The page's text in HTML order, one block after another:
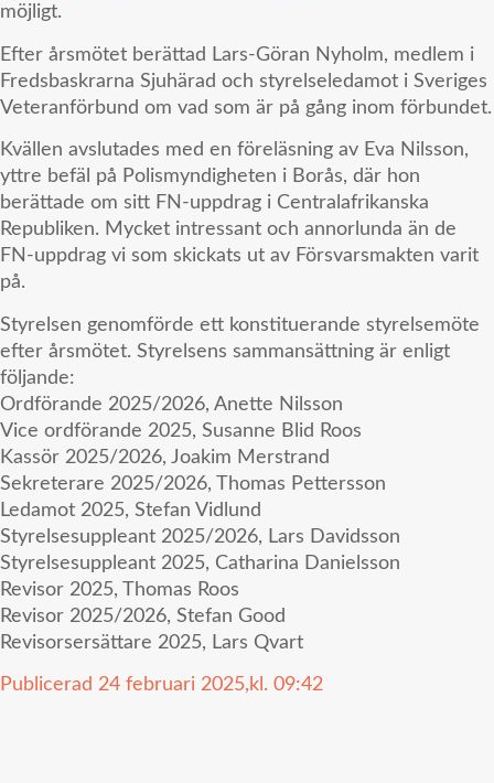
möjligt.
Efter årsmötet berättad Lars-Göran Nyholm, medlem i
Fredsbaskrarna Sjuhärad och styrelseledamot i Sveriges
Veteranförbund om vad som är på gång inom förbundet.
Kvällen avslutades med en föreläsning av Eva Nilsson,
yttre befäl på Polismyndigheten i Borås, där hon
berättade om sitt FN-uppdrag i Centralafrikanska
Republiken. Mycket intressant och annorlunda än de
FN-uppdrag vi som skickats ut av Försvarsmakten varit
på.
Styrelsen genomförde ett konstituerande styrelsemöte
efter årsmötet. Styrelsens sammansättning är enligt
följande:
Ordförande 2025/2026, Anette Nilsson
Vice ordförande 2025, Susanne Blid Roos
Kassör 2025/2026, Joakim Merstrand
Sekreterare 2025/2026, Thomas Pettersson
Ledamot 2025, Stefan Vidlund
Styrelsesuppleant 2025/2026, Lars Davidsson
Styrelsesuppleant 2025, Catharina Danielsson
Revisor 2025, Thomas Roos
Revisor 2025/2026, Stefan Good
Revisorsersättare 2025, Lars Qvart
Publicerad 24 februari 2025, kl. 09:42